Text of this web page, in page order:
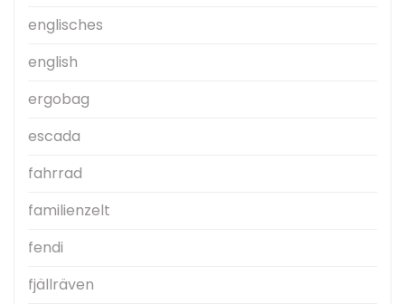
englisches
english
ergobag
escada
fahrrad
familienzelt
fendi
fjällräven